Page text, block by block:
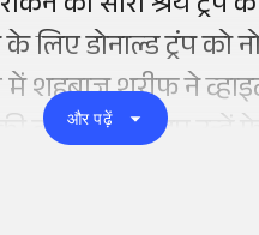
डोनाल्ड ट्रंप को
शहबाज शरीफ ने
तारीफ करते हुए उन्हें
और पढ़ें